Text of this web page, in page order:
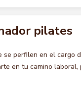
pilates
perfilen en el cargo
en tu camino